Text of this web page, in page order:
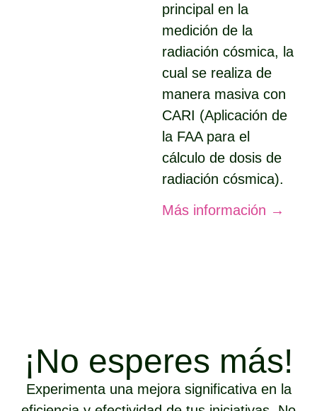
principal en la
medición de la
radiación cósmica, la
cual se realiza de
manera masiva con
CARI (Aplicación de
la FAA para el
cálculo de dosis de
radiación cósmica).
Más información →
¡No esperes más!
Experimenta una mejora significativa en la